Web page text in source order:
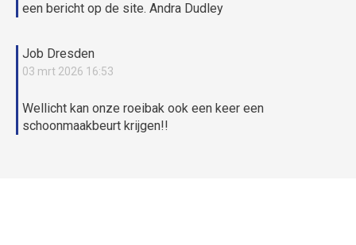
een bericht op de site. Andra Dudley
Job Dresden
03 mrt 2026 16:53
Wellicht kan onze roeibak ook een keer een
schoonmaakbeurt krijgen!!